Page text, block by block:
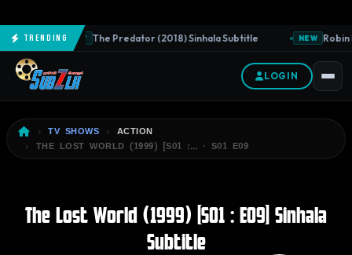
TrendingNEW The Predator (2018) Sinhala Subtitle NEW Robin
LOGIN
TV SHOWS
ACTION
THE LOST WORLD (1999) [S01 :… · S01 E09
The Lost World (1999) [S01 : E09] Sinhala
Subtitle